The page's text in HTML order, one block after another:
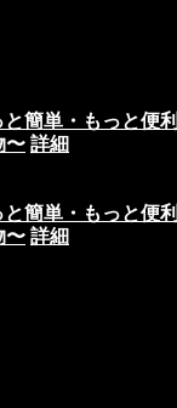
簡単・もっと便利
〜 詳細
簡単・もっと便利
〜 詳細